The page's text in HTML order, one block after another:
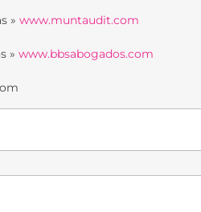
» www.muntaudit.com
» www.bbsabogados.com